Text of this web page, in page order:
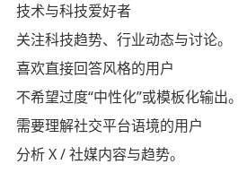
技术与科技爱好者
关注科技趋势、行业动态与讨论。
喜欢直接回答风格的用户
不希望过度“中性化”或模板化输出。
需要理解社交平台语境的用户
分析 X / 社媒内容与趋势。